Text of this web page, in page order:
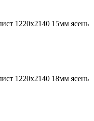
1220х2140 15мм ясень
1220х2140 18мм ясень